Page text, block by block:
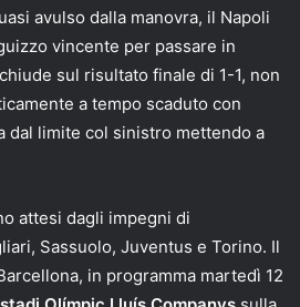
avulso dalla manovra, il Napoli
vincente per passare in
sul risultato finale di 1-1, non
a tempo scaduto con
dal limite col sinistro mettendo a
attesi dagli impegni di
Sassuolo, Juventus e Torino. Il
in programma martedì 12